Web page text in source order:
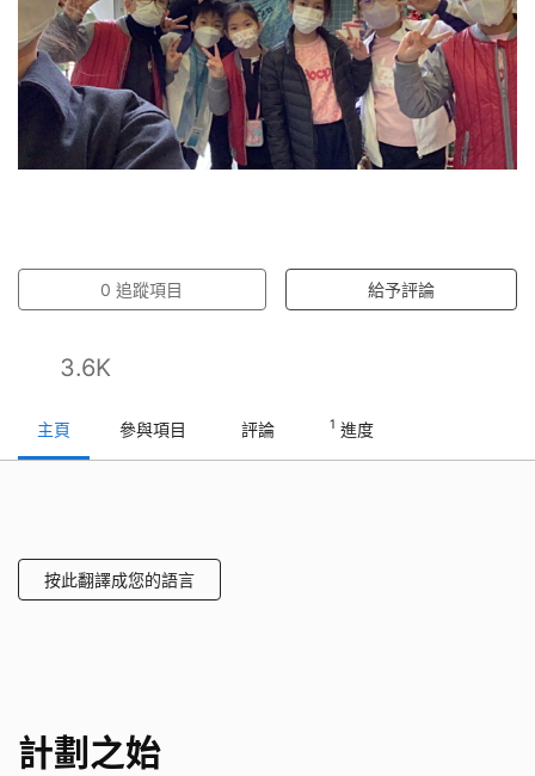
0 追蹤項目 給予評論
3.6K
主頁 參與項目 評論 1 進度
按此翻譯成您的語言
計劃之始